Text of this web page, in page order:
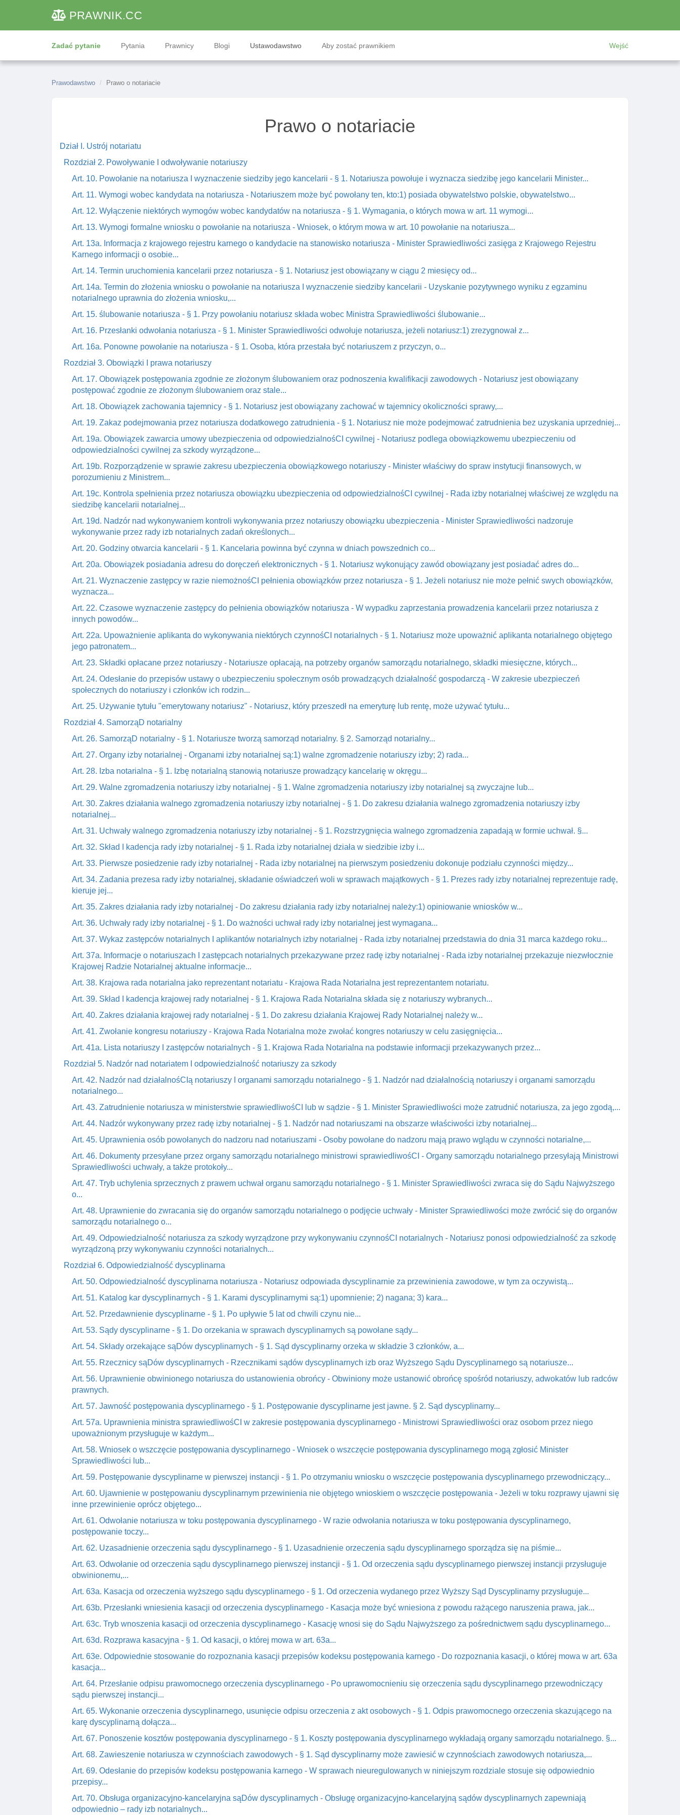
PRAWNIK.CC
Zadać pytanie Pytania Prawnicy Blogi Ustawodawstwo Aby zostać prawnikiem Wejść
Prawodawstwo Prawo o notariacie
Prawo o notariacie
Dział I. Ustrój notariatu
Rozdział 2. Powoływanie I odwoływanie notariuszy
Art. 10. Powołanie na notariusza I wyznaczenie siedziby jego kancelarii - § 1. Notariusza powołuje i wyznacza siedzibę jego kancelarii Minister...
Art. 11. Wymogi wobec kandydata na notariusza - Notariuszem może być powołany ten, kto:1) posiada obywatelstwo polskie, obywatelstwo...
Art. 12. Wyłączenie niektórych wymogów wobec kandydatów na notariusza - § 1. Wymagania, o których mowa w art. 11 wymogi...
Art. 13. Wymogi formalne wniosku o powołanie na notariusza - Wniosek, o którym mowa w art. 10 powołanie na notariusza...
Art. 13a. Informacja z krajowego rejestru karnego o kandydacie na stanowisko notariusza - Minister Sprawiedliwości zasięga z Krajowego Rejestru
Karnego informacji o osobie...
Art. 14. Termin uruchomienia kancelarii przez notariusza - § 1. Notariusz jest obowiązany w ciągu 2 miesięcy od...
Art. 14a. Termin do złożenia wniosku o powołanie na notariusza I wyznaczenie siedziby kancelarii - Uzyskanie pozytywnego wyniku z egzaminu
notarialnego uprawnia do złożenia wniosku,...
Art. 15. ślubowanie notariusza - § 1. Przy powołaniu notariusz składa wobec Ministra Sprawiedliwości ślubowanie...
Art. 16. Przesłanki odwołania notariusza - § 1. Minister Sprawiedliwości odwołuje notariusza, jeżeli notariusz:1) zrezygnował z...
Art. 16a. Ponowne powołanie na notariusza - § 1. Osoba, która przestała być notariuszem z przyczyn, o...
Rozdział 3. Obowiązki I prawa notariuszy
Art. 17. Obowiązek postępowania zgodnie ze złożonym ślubowaniem oraz podnoszenia kwalifikacji zawodowych - Notariusz jest obowiązany
postępować zgodnie ze złożonym ślubowaniem oraz stale...
Art. 18. Obowiązek zachowania tajemnicy - § 1. Notariusz jest obowiązany zachować w tajemnicy okoliczności sprawy,...
Art. 19. Zakaz podejmowania przez notariusza dodatkowego zatrudnienia - § 1. Notariusz nie może podejmować zatrudnienia bez uzyskania uprzedniej...
Art. 19a. Obowiązek zawarcia umowy ubezpieczenia od odpowiedzialnośCI cywilnej - Notariusz podlega obowiązkowemu ubezpieczeniu od
odpowiedzialności cywilnej za szkody wyrządzone...
Art. 19b. Rozporządzenie w sprawie zakresu ubezpieczenia obowiązkowego notariuszy - Minister właściwy do spraw instytucji finansowych, w
porozumieniu z Ministrem...
Art. 19c. Kontrola spełnienia przez notariusza obowiązku ubezpieczenia od odpowiedzialnośCI cywilnej - Rada izby notarialnej właściwej ze względu na
siedzibę kancelarii notarialnej...
Art. 19d. Nadzór nad wykonywaniem kontroli wykonywania przez notariuszy obowiązku ubezpieczenia - Minister Sprawiedliwości nadzoruje
wykonywanie przez rady izb notarialnych zadań określonych...
Art. 20. Godziny otwarcia kancelarii - § 1. Kancelaria powinna być czynna w dniach powszednich co...
Art. 20a. Obowiązek posiadania adresu do doręczeń elektronicznych - § 1. Notariusz wykonujący zawód obowiązany jest posiadać adres do...
Art. 21. Wyznaczenie zastępcy w razie niemożnośCI pełnienia obowiązków przez notariusza - § 1. Jeżeli notariusz nie może pełnić swych obowiązków,
wyznacza...
Art. 22. Czasowe wyznaczenie zastępcy do pełnienia obowiązków notariusza - W wypadku zaprzestania prowadzenia kancelarii przez notariusza z
innych powodów...
Art. 22a. Upoważnienie aplikanta do wykonywania niektórych czynnośCI notarialnych - § 1. Notariusz może upoważnić aplikanta notarialnego objętego
jego patronatem...
Art. 23. Składki opłacane przez notariuszy - Notariusze opłacają, na potrzeby organów samorządu notarialnego, składki miesięczne, których...
Art. 24. Odesłanie do przepisów ustawy o ubezpieczeniu społecznym osób prowadzących działalność gospodarczą - W zakresie ubezpieczeń
społecznych do notariuszy i członków ich rodzin...
Art. 25. Używanie tytułu "emerytowany notariusz" - Notariusz, który przeszedł na emeryturę lub rentę, może używać tytułu...
Rozdział 4. SamorząD notarialny
Art. 26. SamorząD notarialny - § 1. Notariusze tworzą samorząd notarialny. § 2. Samorząd notarialny...
Art. 27. Organy izby notarialnej - Organami izby notarialnej są:1) walne zgromadzenie notariuszy izby; 2) rada...
Art. 28. Izba notarialna - § 1. Izbę notarialną stanowią notariusze prowadzący kancelarię w okręgu...
Art. 29. Walne zgromadzenia notariuszy izby notarialnej - § 1. Walne zgromadzenia notariuszy izby notarialnej są zwyczajne lub...
Art. 30. Zakres działania walnego zgromadzenia notariuszy izby notarialnej - § 1. Do zakresu działania walnego zgromadzenia notariuszy izby
notarialnej...
Art. 31. Uchwały walnego zgromadzenia notariuszy izby notarialnej - § 1. Rozstrzygnięcia walnego zgromadzenia zapadają w formie uchwał. §...
Art. 32. Skład I kadencja rady izby notarialnej - § 1. Rada izby notarialnej działa w siedzibie izby i...
Art. 33. Pierwsze posiedzenie rady izby notarialnej - Rada izby notarialnej na pierwszym posiedzeniu dokonuje podziału czynności między...
Art. 34. Zadania prezesa rady izby notarialnej, składanie oświadczeń woli w sprawach majątkowych - § 1. Prezes rady izby notarialnej reprezentuje radę,
kieruje jej...
Art. 35. Zakres działania rady izby notarialnej - Do zakresu działania rady izby notarialnej należy:1) opiniowanie wniosków w...
Art. 36. Uchwały rady izby notarialnej - § 1. Do ważności uchwał rady izby notarialnej jest wymagana...
Art. 37. Wykaz zastępców notarialnych I aplikantów notarialnych izby notarialnej - Rada izby notarialnej przedstawia do dnia 31 marca każdego roku...
Art. 37a. Informacje o notariuszach I zastępcach notarialnych przekazywane przez radę izby notarialnej - Rada izby notarialnej przekazuje niezwłocznie
Krajowej Radzie Notarialnej aktualne informacje...
Art. 38. Krajowa rada notarialna jako reprezentant notariatu - Krajowa Rada Notarialna jest reprezentantem notariatu.
Art. 39. Skład I kadencja krajowej rady notarialnej - § 1. Krajowa Rada Notarialna składa się z notariuszy wybranych...
Art. 40. Zakres działania krajowej rady notarialnej - § 1. Do zakresu działania Krajowej Rady Notarialnej należy w...
Art. 41. Zwołanie kongresu notariuszy - Krajowa Rada Notarialna może zwołać kongres notariuszy w celu zasięgnięcia...
Art. 41a. Lista notariuszy I zastępców notarialnych - § 1. Krajowa Rada Notarialna na podstawie informacji przekazywanych przez...
Rozdział 5. Nadzór nad notariatem I odpowiedzialność notariuszy za szkody
Art. 42. Nadzór nad działalnośCIą notariuszy I organami samorządu notarialnego - § 1. Nadzór nad działalnością notariuszy i organami samorządu
notarialnego...
Art. 43. Zatrudnienie notariusza w ministerstwie sprawiedliwośCI lub w sądzie - § 1. Minister Sprawiedliwości może zatrudnić notariusza, za jego zgodą,...
Art. 44. Nadzór wykonywany przez radę izby notarialnej - § 1. Nadzór nad notariuszami na obszarze właściwości izby notarialnej...
Art. 45. Uprawnienia osób powołanych do nadzoru nad notariuszami - Osoby powołane do nadzoru mają prawo wglądu w czynności notarialne,...
Art. 46. Dokumenty przesyłane przez organy samorządu notarialnego ministrowi sprawiedliwośCI - Organy samorządu notarialnego przesyłają Ministrowi
Sprawiedliwości uchwały, a także protokoły...
Art. 47. Tryb uchylenia sprzecznych z prawem uchwał organu samorządu notarialnego - § 1. Minister Sprawiedliwości zwraca się do Sądu Najwyższego
o...
Art. 48. Uprawnienie do zwracania się do organów samorządu notarialnego o podjęcie uchwały - Minister Sprawiedliwości może zwrócić się do organów
samorządu notarialnego o...
Art. 49. Odpowiedzialność notariusza za szkody wyrządzone przy wykonywaniu czynnośCI notarialnych - Notariusz ponosi odpowiedzialność za szkodę
wyrządzoną przy wykonywaniu czynności notarialnych...
Rozdział 6. Odpowiedzialność dyscyplinarna
Art. 50. Odpowiedzialność dyscyplinarna notariusza - Notariusz odpowiada dyscyplinarnie za przewinienia zawodowe, w tym za oczywistą...
Art. 51. Katalog kar dyscyplinarnych - § 1. Karami dyscyplinarnymi są:1) upomnienie; 2) nagana; 3) kara...
Art. 52. Przedawnienie dyscyplinarne - § 1. Po upływie 5 lat od chwili czynu nie...
Art. 53. Sądy dyscyplinarne - § 1. Do orzekania w sprawach dyscyplinarnych są powołane sądy...
Art. 54. Składy orzekające sąDów dyscyplinarnych - § 1. Sąd dyscyplinarny orzeka w składzie 3 członków, a...
Art. 55. Rzecznicy sąDów dyscyplinarnych - Rzecznikami sądów dyscyplinarnych izb oraz Wyższego Sądu Dyscyplinarnego są notariusze...
Art. 56. Uprawnienie obwinionego notariusza do ustanowienia obrońcy - Obwiniony może ustanowić obrońcę spośród notariuszy, adwokatów lub radców
prawnych.
Art. 57. Jawność postępowania dyscyplinarnego - § 1. Postępowanie dyscyplinarne jest jawne. § 2. Sąd dyscyplinarny...
Art. 57a. Uprawnienia ministra sprawiedliwośCI w zakresie postępowania dyscyplinarnego - Ministrowi Sprawiedliwości oraz osobom przez niego
upoważnionym przysługuje w każdym...
Art. 58. Wniosek o wszczęcie postępowania dyscyplinarnego - Wniosek o wszczęcie postępowania dyscyplinarnego mogą zgłosić Minister
Sprawiedliwości lub...
Art. 59. Postępowanie dyscyplinarne w pierwszej instancji - § 1. Po otrzymaniu wniosku o wszczęcie postępowania dyscyplinarnego przewodniczący...
Art. 60. Ujawnienie w postępowaniu dyscyplinarnym przewinienia nie objętego wnioskiem o wszczęcie postępowania - Jeżeli w toku rozprawy ujawni się
inne przewinienie oprócz objętego...
Art. 61. Odwołanie notariusza w toku postępowania dyscyplinarnego - W razie odwołania notariusza w toku postępowania dyscyplinarnego,
postępowanie toczy...
Art. 62. Uzasadnienie orzeczenia sądu dyscyplinarnego - § 1. Uzasadnienie orzeczenia sądu dyscyplinarnego sporządza się na piśmie...
Art. 63. Odwołanie od orzeczenia sądu dyscyplinarnego pierwszej instancji - § 1. Od orzeczenia sądu dyscyplinarnego pierwszej instancji przysługuje
obwinionemu,...
Art. 63a. Kasacja od orzeczenia wyższego sądu dyscyplinarnego - § 1. Od orzeczenia wydanego przez Wyższy Sąd Dyscyplinarny przysługuje...
Art. 63b. Przesłanki wniesienia kasacji od orzeczenia dyscyplinarnego - Kasacja może być wniesiona z powodu rażącego naruszenia prawa, jak...
Art. 63c. Tryb wnoszenia kasacji od orzeczenia dyscyplinarnego - Kasację wnosi się do Sądu Najwyższego za pośrednictwem sądu dyscyplinarnego...
Art. 63d. Rozprawa kasacyjna - § 1. Od kasacji, o której mowa w art. 63a...
Art. 63e. Odpowiednie stosowanie do rozpoznania kasacji przepisów kodeksu postępowania karnego - Do rozpoznania kasacji, o której mowa w art. 63a
kasacja...
Art. 64. Przesłanie odpisu prawomocnego orzeczenia dyscyplinarnego - Po uprawomocnieniu się orzeczenia sądu dyscyplinarnego przewodniczący
sądu pierwszej instancji...
Art. 65. Wykonanie orzeczenia dyscyplinarnego, usunięcie odpisu orzeczenia z akt osobowych - § 1. Odpis prawomocnego orzeczenia skazującego na
karę dyscyplinarną dołącza...
Art. 67. Ponoszenie kosztów postępowania dyscyplinarnego - § 1. Koszty postępowania dyscyplinarnego wykładają organy samorządu notarialnego. §...
Art. 68. Zawieszenie notariusza w czynnościach zawodowych - § 1. Sąd dyscyplinarny może zawiesić w czynnościach zawodowych notariusza,...
Art. 69. Odesłanie do przepisów kodeksu postępowania karnego - W sprawach nieuregulowanych w niniejszym rozdziale stosuje się odpowiednio
przepisy...
Art. 70. Obsługa organizacyjno-kancelaryjna sąDów dyscyplinarnych - Obsługę organizacyjno-kancelaryjną sądów dyscyplinarnych zapewniają
odpowiednio – rady izb notarialnych...